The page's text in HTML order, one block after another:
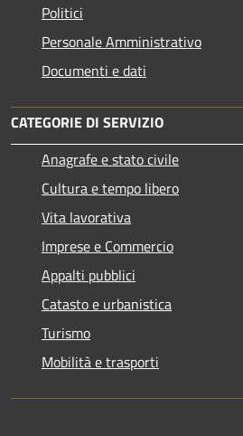
Politici
Personale Amministrativo
Documenti e dati
CATEGORIE DI SERVIZIO
Anagrafe e stato civile
Cultura e tempo libero
Vita lavorativa
Imprese e Commercio
Appalti pubblici
Catasto e urbanistica
Turismo
Mobilità e trasporti